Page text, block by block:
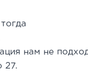
нам не
27.